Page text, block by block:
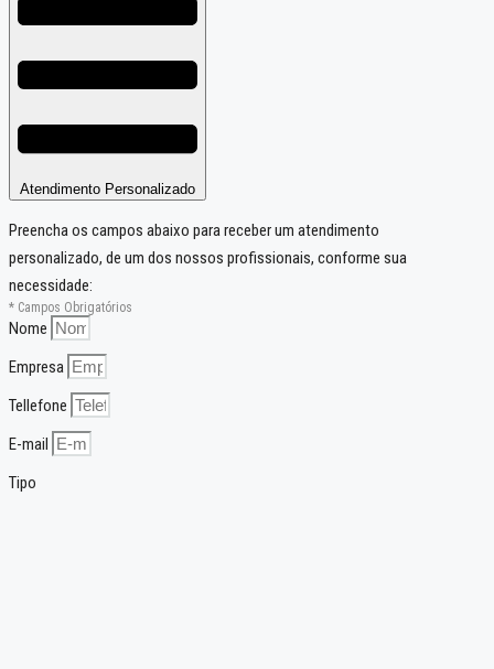
Atendimento Personalizado
Preencha os campos abaixo para receber um atendimento
personalizado, de um dos nossos profissionais, conforme sua
necessidade:
* Campos Obrigatórios
Nome
Empresa
Tellefone
E-mail
Tipo